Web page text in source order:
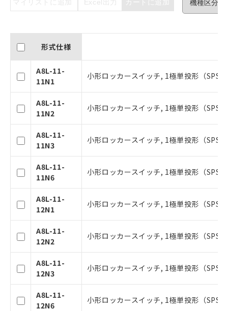
マイリストに追加 Excel出力 カートに追加
形式仕様
A8L-11-
11N1
小形ロッカースイッチ, 1極単投形（
A8L-11-
11N2
小形ロッカースイッチ, 1極単投形（
A8L-11-
11N3
小形ロッカースイッチ, 1極単投形（
A8L-11-
11N6
小形ロッカースイッチ, 1極単投形（
A8L-11-
12N1
小形ロッカースイッチ, 1極単投形（
A8L-11-
12N2
小形ロッカースイッチ, 1極単投形（
A8L-11-
12N3
小形ロッカースイッチ, 1極単投形（
A8L-11-
12N6
小形ロッカースイッチ, 1極単投形（
ご利用条件
以下の条件をお読みいただき、同意のうえ
ご利用ください。
本サービスは、当社制御機器事業取扱
商品の当社在庫状況および標準価格(税